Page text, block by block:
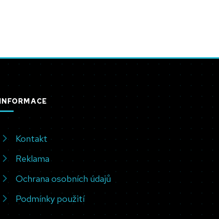
Kontakt
Reklama
Ochrana osobních údajů
Podmínky použití